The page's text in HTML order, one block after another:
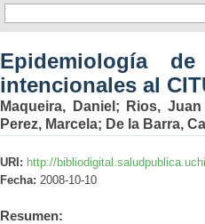
Epidemiología
intencionales al
Maqueira, Daniel ; Rios,
Perez, Marcela; De la Barra,
URI: http://
Fecha: 2008-10-10
Resumen: